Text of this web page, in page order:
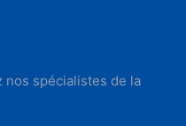
nos spécialistes de la